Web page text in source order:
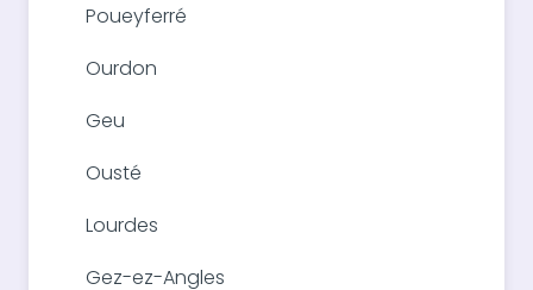
Poueyferré
Ourdon
Geu
Ousté
Lourdes
Gez-ez-Angles